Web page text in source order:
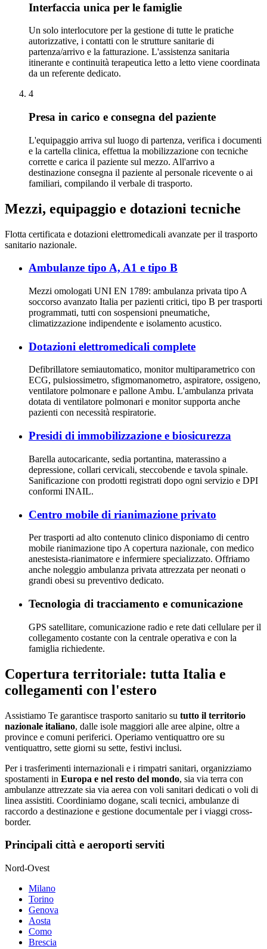
Interfaccia unica per le famiglie
Un solo interlocutore per la gestione di tutte le pratiche
autorizzative, i contatti con le strutture sanitarie di
partenza/arrivo e la fatturazione. L'assistenza sanitaria
itinerante e continuità terapeutica letto a letto viene coordinata
da un referente dedicato.
4
Presa in carico e consegna del paziente
L'equipaggio arriva sul luogo di partenza, verifica i documenti
e la cartella clinica, effettua la mobilizzazione con tecniche
corrette e carica il paziente sul mezzo. All'arrivo a
destinazione consegna il paziente al personale ricevente o ai
familiari, compilando il verbale di trasporto.
Mezzi, equipaggio e dotazioni tecniche
Flotta certificata e dotazioni elettromedicali avanzate per il trasporto
sanitario nazionale.
Ambulanze tipo A, A1 e tipo B
Mezzi omologati UNI EN 1789: ambulanza privata tipo A
soccorso avanzato Italia per pazienti critici, tipo B per trasporti
programmati, tutti con sospensioni pneumatiche,
climatizzazione indipendente e isolamento acustico.
Dotazioni elettromedicali complete
Defibrillatore semiautomatico, monitor multiparametrico con
ECG, pulsiossimetro, sfigmomanometro, aspiratore, ossigeno,
ventilatore polmonare e pallone Ambu. L'ambulanza privata
dotata di ventilatore polmonari e monitor supporta anche
pazienti con necessità respiratorie.
Presidi di immobilizzazione e biosicurezza
Barella autocaricante, sedia portantina, materassino a
depressione, collari cervicali, steccobende e tavola spinale.
Sanificazione con prodotti registrati dopo ogni servizio e DPI
conformi INAIL.
Centro mobile di rianimazione privato
Per trasporti ad alto contenuto clinico disponiamo di centro
mobile rianimazione tipo A copertura nazionale, con medico
anestesista-rianimatore e infermiere specializzato. Offriamo
anche noleggio ambulanza privata attrezzata per neonati o
grandi obesi su preventivo dedicato.
Tecnologia di tracciamento e comunicazione
GPS satellitare, comunicazione radio e rete dati cellulare per il
collegamento costante con la centrale operativa e con la
famiglia richiedente.
Copertura territoriale: tutta Italia e
collegamenti con l'estero
Assistiamo Te garantisce trasporto sanitario su tutto il territorio
nazionale italiano, dalle isole maggiori alle aree alpine, oltre a
province e comuni periferici. Operiamo ventiquattro ore su
ventiquattro, sette giorni su sette, festivi inclusi.
Per i trasferimenti internazionali e i rimpatri sanitari, organizziamo
spostamenti in Europa e nel resto del mondo, sia via terra con
ambulanze attrezzate sia via aerea con voli sanitari dedicati o voli di
linea assistiti. Coordiniamo dogane, scali tecnici, ambulanze di
raccordo a destinazione e gestione documentale per i viaggi cross-
border.
Principali città e aeroporti serviti
Nord-Ovest
Milano
Torino
Genova
Aosta
Como
Brescia